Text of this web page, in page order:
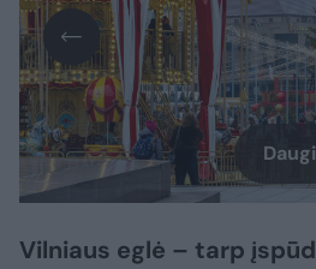
Vilniaus eglė – tarp